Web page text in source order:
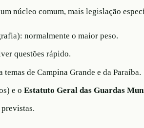
núcleo comum, mais legislação
normalmente o maior peso.
questões rápido.
temas de Campina Grande e da Paraíba.
e oEstatuto Geral das Guardas